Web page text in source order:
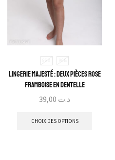
85B 90B
Lingerie Majesté : Deux pièces rose
framboise en dentelle
د.ت
CHOIX DES OPTIONS